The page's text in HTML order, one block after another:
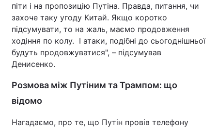
піти і на пропозицію Путіна. Правда, питання, чи
захоче таку угоду Китай. Якщо коротко
підсумувати, то на жаль, маємо продовження
ходіння по колу. І атаки, подібні до сьогоднішньої
будуть продовжуватися", – підсумував
Денисенко.
Розмова між Путіним та Трампом: що
відомо
Нагадаємо, про те, що Путін провів телефону